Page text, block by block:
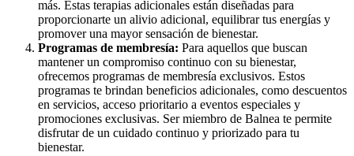
más. Estas terapias adicionales están diseñadas para
proporcionarte un alivio adicional, equilibrar tus energías y
promover una mayor sensación de bienestar.
Programas de membresía: Para aquellos que buscan
mantener un compromiso continuo con su bienestar,
ofrecemos programas de membresía exclusivos. Estos
programas te brindan beneficios adicionales, como descuentos
en servicios, acceso prioritario a eventos especiales y
promociones exclusivas. Ser miembro de Balnea te permite
disfrutar de un cuidado continuo y priorizado para tu
bienestar.